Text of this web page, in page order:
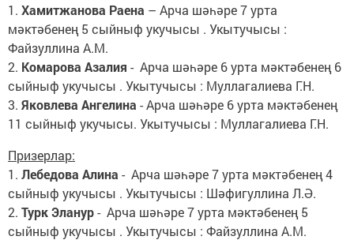
1. Хамитжанова Раена – Арча шәһәре 7 урта
мәктәбенең 5 сыйныф укучысы . Укытучысы :
Файзуллина А.М.
2. Комарова Азалия - Арча шәһәре 6 урта мәктәбенең 6
сыйныф укучысы . Укытучысы : Муллагалиева Г.Н.
3. Яковлева Ангелина - Арча шәһәре 6 урта мәктәбенең
11 сыйныф укучысы. Укытучысы : Муллагалиева Г.Н.
Призерлар:
1. Лебедова Алина - Арча шәһәре 7 урта мәктәбенең 4
сыйныф укучысы . Укытучысы : Шәфигуллина Л.Ә.
2. Турк Эланур- Арча шәһәре 7 урта мәктәбенең 5
сыйныф укучысы . Укытучысы : Файзуллина А.М.